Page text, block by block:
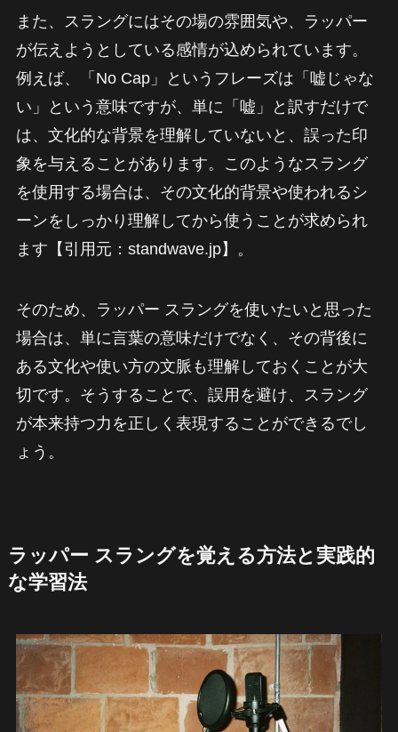
また、スラングにはその場の雰囲気や、ラッパー
が伝えようとしている感情が込められています。
例えば、「No Cap」というフレーズは「嘘じゃな
い」という意味ですが、単に「嘘」と訳すだけで
は、文化的な背景を理解していないと、誤った印
象を与えることがあります。このようなスラング
を使用する場合は、その文化的背景や使われるシ
ーンをしっかり理解してから使うことが求められ
ます【引用元：standwave.jp】。
そのため、ラッパー スラングを使いたいと思った
場合は、単に言葉の意味だけでなく、その背後に
ある文化や使い方の文脈も理解しておくことが大
切です。そうすることで、誤用を避け、スラング
が本来持つ力を正しく表現することができるでし
ょう。
ラッパー スラングを覚える方法と実践的
な学習法